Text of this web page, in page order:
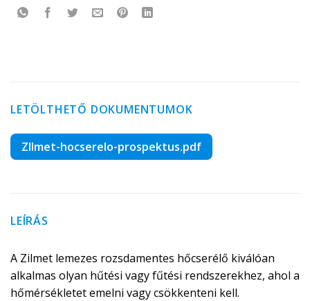
LETÖLTHETŐ DOKUMENTUMOK
ZIlmet-hocserelo-prospektus.pdf
LEÍRÁS
A Zilmet lemezes rozsdamentes hőcserélő kiválóan
alkalmas olyan hűtési vagy fűtési rendszerekhez, ahol a
hőmérsékletet emelni vagy csökkenteni kell.